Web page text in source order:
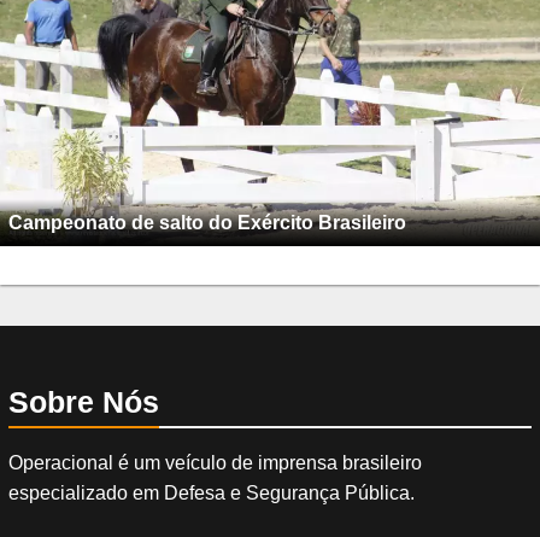
Campeonato de salto do Exército Brasileiro
Sobre Nós
Operacional é um veículo de imprensa brasileiro
especializado em Defesa e Segurança Pública.